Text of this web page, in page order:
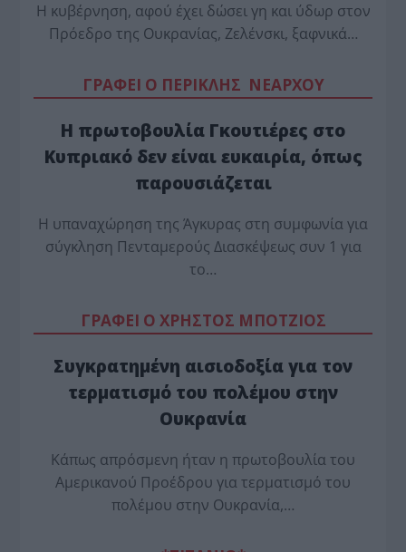
Η κυβέρνηση, αφού έχει δώσει γη και ύδωρ στον
Πρόεδρο της Ουκρανίας, Ζελένσκι, ξαφνικά…
ΓΡΑΦΕΙ Ο ΠΕΡΙΚΛΗΣ ΝΕΑΡΧΟΥ
Η πρωτοβουλία Γκουτιέρες στο
Κυπριακό δεν είναι ευκαιρία, όπως
παρουσιάζεται
Η υπαναχώρηση της Άγκυρας στη συμφωνία για
σύγκληση Πενταμερούς Διασκέψεως συν 1 για
το…
ΓΡΑΦΕΙ Ο ΧΡΗΣΤΟΣ ΜΠΟΤΖΙΟΣ
Συγκρατημένη αισιοδοξία για τον
τερματισμό του πολέμου στην
Ουκρανία
Κάπως απρόσμενη ήταν η πρωτοβουλία του
Αμερικανού Προέδρου για τερματισμό του
πολέμου στην Ουκρανία,…